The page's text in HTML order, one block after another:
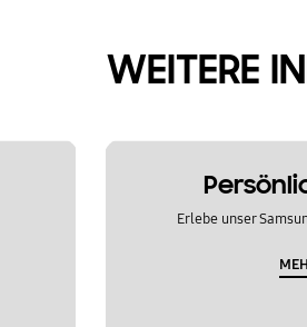
WEITERE
Erlebe unser